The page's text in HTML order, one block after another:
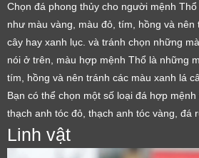
Chọn đá phong thủy cho người mệnh
như màu vàng, màu đỏ, tím, hồng và nên
cây hay xanh lục. và tránh chọn những
nói ở trên, màu hợp mệnh Thổ là những
tím, hồng và nên tránh các màu xanh lá
Bạn có thể chọn một số loại đá hợp
thạch anh tóc đỏ, thạch anh tóc vàng, đá
Linh vật